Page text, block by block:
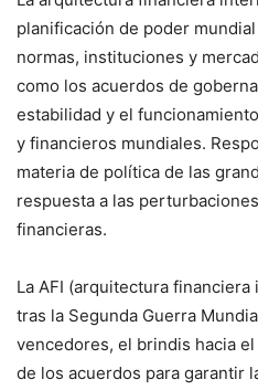
planificación de poder
normas, instituciones y
como los acuerdos de
estabilidad y el
y financieros mundiales.
materia de política de las
respuesta a las
financieras.
La AFI (arquitectura
tras la Segunda Guerra
vencedores, el brindis hacia
de los acuerdos para garantir